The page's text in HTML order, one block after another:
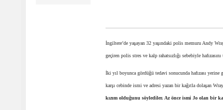
İngiltere’de yaşayan 32 yaşındaki polis memuru Andy
geçiren polis stres ve kalp rahatsızlığı sebebiyle
İki yıl boyunca gördüğü tedavi sonucunda hafızası
karşı cebinde ismi ve adresi yazan bir kağıtla dolaşan
kızım olduğunu söylediler. Az önce ismi Jo olan bir